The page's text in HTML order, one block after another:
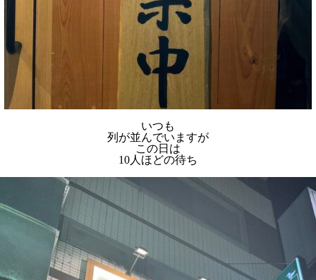
いつも
列が並んでいますが
この日は
10人ほどの待ち